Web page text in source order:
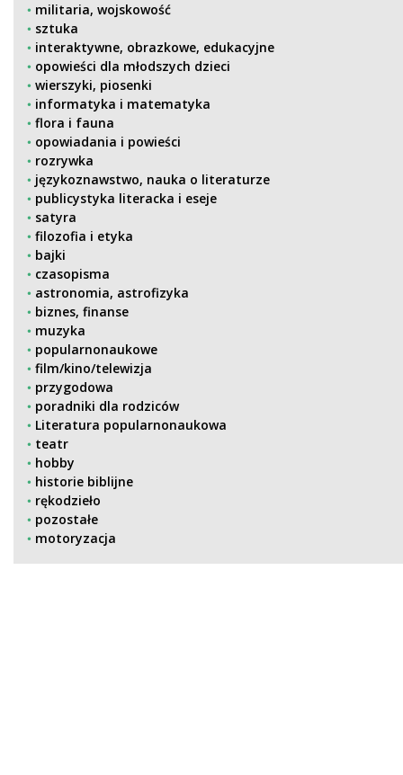
militaria, wojskowość
sztuka
interaktywne, obrazkowe, edukacyjne
opowieści dla młodszych dzieci
wierszyki, piosenki
informatyka i matematyka
flora i fauna
opowiadania i powieści
rozrywka
językoznawstwo, nauka o literaturze
publicystyka literacka i eseje
satyra
filozofia i etyka
bajki
czasopisma
astronomia, astrofizyka
biznes, finanse
muzyka
popularnonaukowe
film/kino/telewizja
przygodowa
poradniki dla rodziców
Literatura popularnonaukowa
teatr
hobby
historie biblijne
rękodzieło
pozostałe
motoryzacja